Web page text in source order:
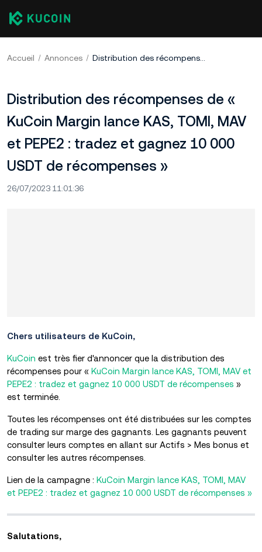
Accueil Annonces Distribution des récompenses de « KuCoin Margin lance KAS, TOMI, MAV et PEPE2 : tradez et gagnez 10 000 USDT de récompenses »
Distribution des récompenses de «
KuCoin Margin lance KAS, TOMI, MAV
et PEPE2 : tradez et gagnez 10 000
USDT de récompenses »
26/07/2023 11:01:36
Chers utilisateurs de KuCoin,
KuCoin est très fier d'annoncer que la distribution des
récompenses pour « KuCoin Margin lance KAS, TOMI, MAV et
PEPE2 : tradez et gagnez 10 000 USDT de récompenses »
est terminée.
Toutes les récompenses ont été distribuées sur les comptes
de trading sur marge des gagnants. Les gagnants peuvent
consulter leurs comptes en allant sur Actifs > Mes bonus et
consulter les autres récompenses.
Lien de la campagne : KuCoin Margin lance KAS, TOMI, MAV
et PEPE2 : tradez et gagnez 10 000 USDT de récompenses »
Salutations,